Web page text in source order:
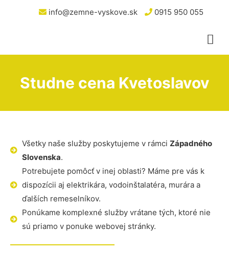
info@zemne-vyskove.sk 0915 950 055
Studne cena Kvetoslavov
Všetky naše služby poskytujeme v rámci Západného
Slovenska.
Potrebujete pomôcť v inej oblasti? Máme pre vás k
dispozícii aj elektrikára, vodoinštalatéra, murára a
ďalších remeselníkov.
Ponúkame komplexné služby vrátane tých, ktoré nie
sú priamo v ponuke webovej stránky.